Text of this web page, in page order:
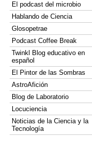
El podcast del microbio
Hablando de Ciencia
Glosopetrae
Podcast Coffee Break
Twinkl Blog educativo en
español
El Pintor de las Sombras
AstroAfición
Blog de Laboratorio
Locuciencia
Noticias de la Ciencia y la
Tecnología